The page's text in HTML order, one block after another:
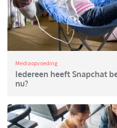
Mediaopvoeding
Iedereen heeft Snapchat
nu?